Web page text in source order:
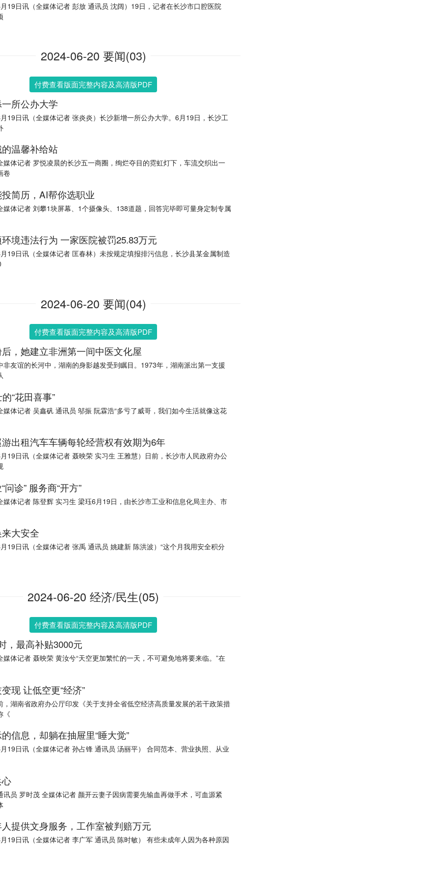
19日讯（全媒体记者 彭放 通讯员 沈阔）19日，记者在长沙市口腔医院
2024-06-20 要闻(03)
付费查看版面完整内容及高清版PDF
所公办大学
19日讯（全媒体记者 张炎炎）长沙新增一所公办大学。6月19日，长沙工
温馨补给站
媒体记者 罗悦凌晨的长沙五一商圈，绚烂夺目的霓虹灯下，车流交织出一
卷
简历，AI帮你选职业
媒体记者 刘攀1块屏幕、1个摄像头、138道题，回答完毕即可量身定制专属
境违法行为 一家医院被罚25.83万元
19日讯（全媒体记者 匡春林）未按规定填报排污信息，长沙县某金属制造
2024-06-20 要闻(04)
付费查看版面完整内容及高清版PDF
，她建立非洲第一间中医文化屋
非友谊的长河中，湖南的身影越发受到瞩目。1973年，湖南派出第一支援
“花田喜事”
媒体记者 吴鑫矾 通讯员 邬振 阮霖浩“多亏了威哥，我们如今生活就像这花
出租汽车车辆每轮经营权有效期为6年
19日讯（全媒体记者 聂映荣 实习生 王雅慧）日前，长沙市人民政府办公
问诊” 服务商“开方”
媒体记者 陈登辉 实习生 梁珏6月19日，由长沙市工业和信息化局主办、市
大安全
19日讯（全媒体记者 张禹 通讯员 姚建新 陈洪波）“这个月我用安全积分
2024-06-20 经济/民生(05)
付费查看版面完整内容及高清版PDF
，最高补贴3000元
媒体记者 聂映荣 黄汝兮“天空更加繁忙的一天，不可避免地将要来临。”在
现 让低空更“经济”
，湖南省政府办公厅印发《关于支持全省低空经济高质量发展的若干政策措
《
信息，却躺在抽屉里“睡大觉”
讯（全媒体记者 孙占锋 通讯员 汤丽平） 合同范本、营业执照、从业
讯员 罗时茂 全媒体记者 颜开云妻子因病需要先输血再做手术，可血源紧
提供文身服务，工作室被判赔万元
19日讯（全媒体记者 李广军 通讯员 陈时敏） 有些未成年人因为各种原因